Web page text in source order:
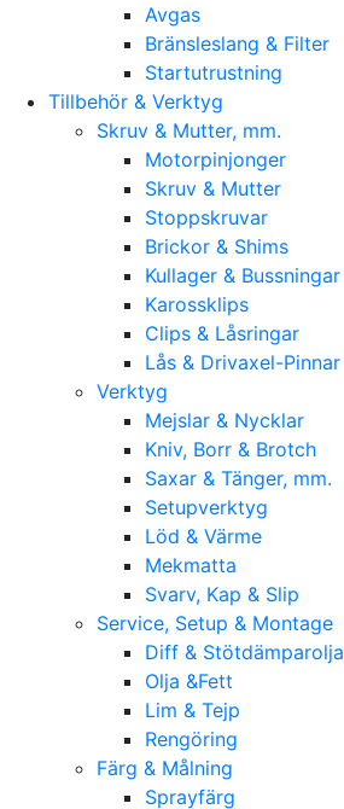
Avgas
Bränsleslang & Filter
Startutrustning
Tillbehör & Verktyg
Skruv & Mutter, mm.
Motorpinjonger
Skruv & Mutter
Stoppskruvar
Brickor & Shims
Kullager & Bussningar
Karossklips
Clips & Låsringar
Lås & Drivaxel-Pinnar
Verktyg
Mejslar & Nycklar
Kniv, Borr & Brotch
Saxar & Tänger, mm.
Setupverktyg
Löd & Värme
Mekmatta
Svarv, Kap & Slip
Service, Setup & Montage
Diff & Stötdämparolja
Olja &Fett
Lim & Tejp
Rengöring
Färg & Målning
Sprayfärg